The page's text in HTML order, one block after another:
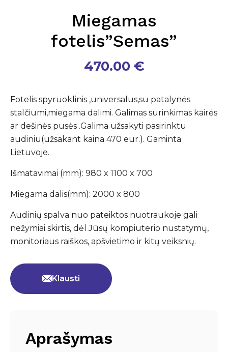
Miegamas
fotelis”Semas”
470.00 €
Fotelis spyruoklinis ,universalus,su patalynės
stalčiumi,miegama dalimi. Galimas surinkimas kairės
ar dešinės pusės .Galima užsakyti pasirinktu
audiniu(užsakant kaina 470 eur.). Gaminta
Lietuvoje.
Išmatavimai (mm): 980 x 1100 x 700
Miegama dalis(mm): 2000 x 800
Audinių spalva nuo pateiktos nuotraukoje gali
nežymiai skirtis, dėl Jūsų kompiuterio nustatymų,
monitoriaus raiškos, apšvietimo ir kitų veiksnių.
Klausti
Aprašymas